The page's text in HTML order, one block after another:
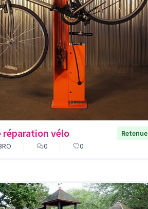
réparation vélo
Retenue
0 0